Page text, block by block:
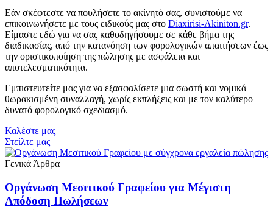
Εάν σκέφτεστε να πουλήσετε το ακίνητό σας, συνιστούμε να
επικοινωνήσετε με τους ειδικούς μας στο Diaxirisi-Akiniton.gr.
Είμαστε εδώ για να σας καθοδηγήσουμε σε κάθε βήμα της
διαδικασίας, από την κατανόηση των φορολογικών απαιτήσεων έως
την οριστικοποίηση της πώλησης με ασφάλεια και
αποτελεσματικότητα.
Εμπιστευτείτε μας για να εξασφαλίσετε μια σωστή και νομικά
θωρακισμένη συναλλαγή, χωρίς εκπλήξεις και με τον καλύτερο
δυνατό φορολογικό σχεδιασμό.
Καλέστε μας
Στείλτε μας
Γενικά Άρθρα
Οργάνωση Μεσιτικού Γραφείου για Μέγιστη
Απόδοση Πωλήσεων